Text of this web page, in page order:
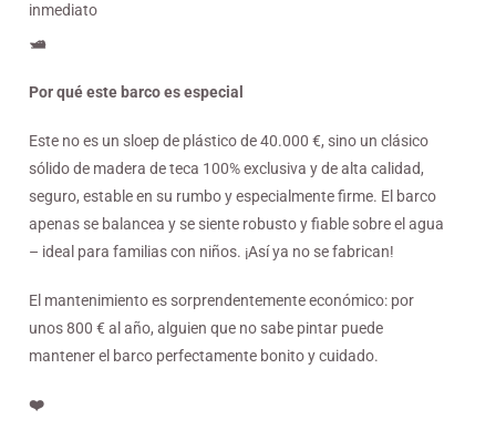
inmediato
🛥️
Por qué este barco es especial
Este no es un sloep de plástico de 40.000 €, sino un clásico
sólido de madera de teca 100% exclusiva y de alta calidad,
seguro, estable en su rumbo y especialmente firme. El barco
apenas se balancea y se siente robusto y fiable sobre el agua
– ideal para familias con niños. ¡Así ya no se fabrican!
El mantenimiento es sorprendentemente económico: por
unos 800 € al año, alguien que no sabe pintar puede
mantener el barco perfectamente bonito y cuidado.
❤️